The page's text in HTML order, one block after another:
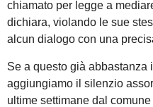
chiamato per legge a
dichiara, violando le sue
alcun dialogo con una
Se a questo già abbastanza
aggiungiamo il silenzio
ultime settimane dal